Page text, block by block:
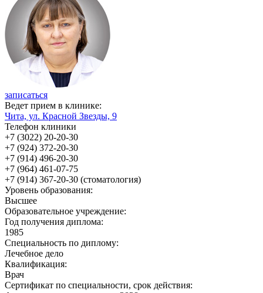
записаться
Ведет прием в клинике:
Чита, ул. Красной Звезды, 9
Телефон клиники
+7 (3022) 20-20-30
+7 (924) 372-20-30
+7 (914) 496-20-30
+7 (964) 461-07-75
+7 (914) 367-20-30 (стоматология)
Уровень образования:
Высшее
Образовательное учреждение:
Год получения диплома:
1985
Специальность по диплому:
Лечебное дело
Квалификация:
Врач
Сертификат по специальности, срок действия: